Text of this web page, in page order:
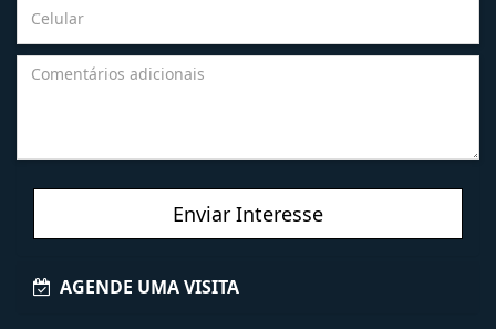
Enviar Interesse
AGENDE UMA VISITA